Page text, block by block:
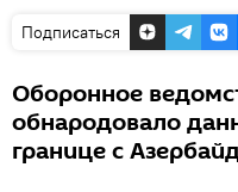
Подписаться
Оборонное
обнародовало
границе с